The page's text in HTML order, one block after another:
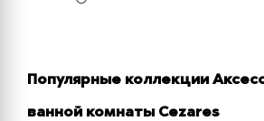
Популярные коллекции
ванной комнаты Cezares